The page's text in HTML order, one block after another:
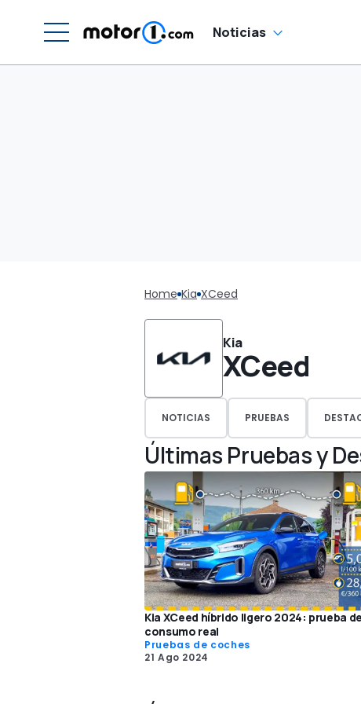
Noticias
Home Kia XCeed
Kia
XCeed
NOTICIAS PRUEBAS
Últimas Pruebas y
Kia XCeed híbrido ligero 2024: prueba de
consumo real
Pruebas de coches
21 Ago 2024